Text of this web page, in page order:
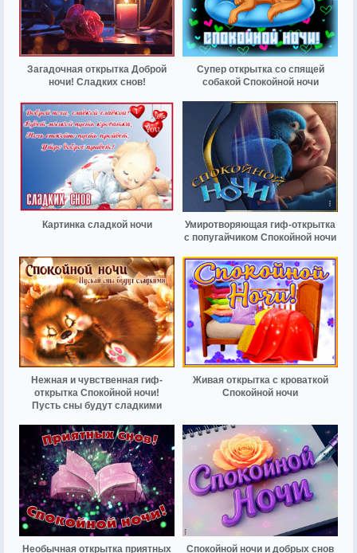
Загадочная открытка Доброй
ночи! Сладких снов!
Супер открытка со спящей
собакой Спокойной ночи
Картинка сладкой ночи
Умиротворяющая гиф-открытка
с попугайчиком Спокойной ночи
Нежная и чувственная гиф-
открытка Спокойной ночи!
Пусть сны будут сладкими
Живая открытка с кроваткой
Спокойной ночи
Необычная открытка приятных Спокойной ночи и добрых снов